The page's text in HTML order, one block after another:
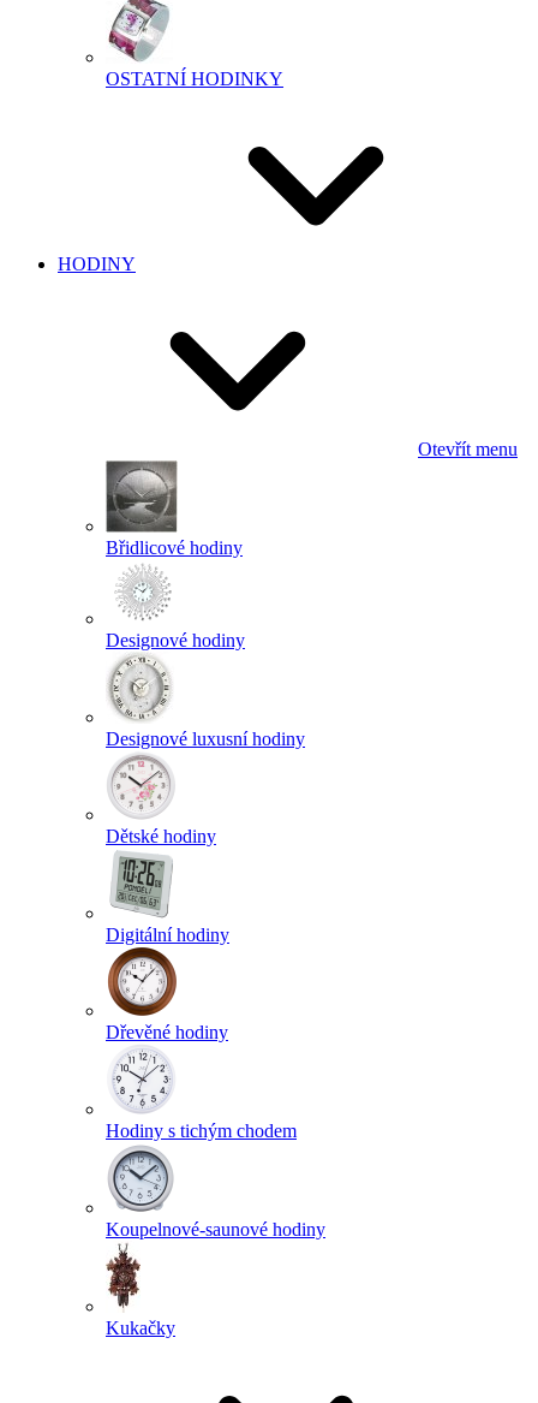
OSTATNÍ HODINKY
HODINY
Otevřít menu
Břidlicové hodiny
Designové hodiny
Designové luxusní hodiny
Dětské hodiny
Digitální hodiny
Dřevěné hodiny
Hodiny s tichým chodem
Koupelnové-saunové hodiny
Kukačky